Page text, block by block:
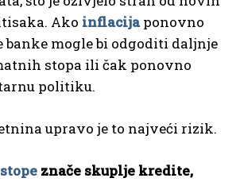
Ako inflacijaponovno
banke mogle bi odgoditi daljnje
stopa ili čak ponovno
politiku.
upravo je to najveći rizik.
znače skuplje kredite,